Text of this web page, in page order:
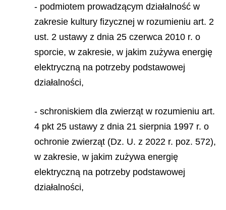
- podmiotem prowadzącym działalność w
zakresie kultury fizycznej w rozumieniu art. 2
ust. 2 ustawy z dnia 25 czerwca 2010 r. o
sporcie, w zakresie, w jakim zużywa energię
elektryczną na potrzeby podstawowej
działalności,
- schroniskiem dla zwierząt w rozumieniu art.
4 pkt 25 ustawy z dnia 21 sierpnia 1997 r. o
ochronie zwierząt (Dz. U. z 2022 r. poz. 572),
w zakresie, w jakim zużywa energię
elektryczną na potrzeby podstawowej
działalności,